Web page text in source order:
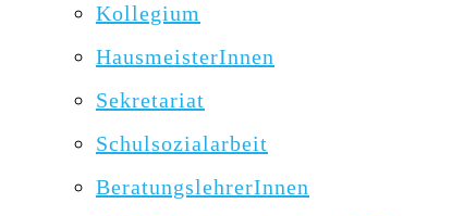
Kollegium
HausmeisterInnen
Sekretariat
Schulsozialarbeit
BeratungslehrerInnen